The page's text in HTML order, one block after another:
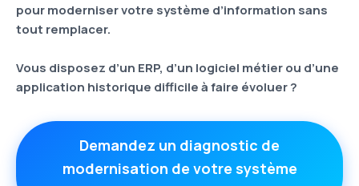
pour moderniser votre système d’information sans
tout remplacer.
Vous disposez d’un ERP, d’un logiciel métier ou d’une
application historique difficile à faire évoluer ?
Demandez un diagnostic de
modernisation de votre système